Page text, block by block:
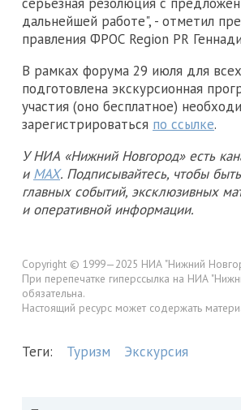
дальнейшей работе", - отметил
правления ФРОС Region PR
В рамках форума 29 июля для
подготовлена экскурсионная
участия (оно бесплатное)
зарегистрироваться по ссылке.
У НИА «Нижний Новгород» есть
и MAX. Подписывайтесь, чтобы
главных событий, эксклюзивных
и оперативной информации.
Copyright © 1999—2025 НИА "Нижний
При перепечатке гиперссылка на НИА
обязательна.
Настоящий ресурс может содержать
Теги: Туризм Экскурсия